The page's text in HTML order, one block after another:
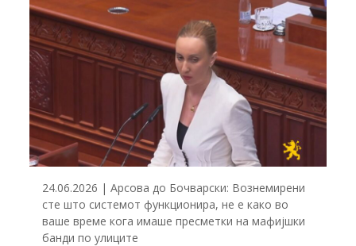
24.06.2026 | Арсова до Бочварски: Вознемирени
сте што системот функционира, не е како во
ваше време кога имаше пресметки на мафијшки
банди по улиците